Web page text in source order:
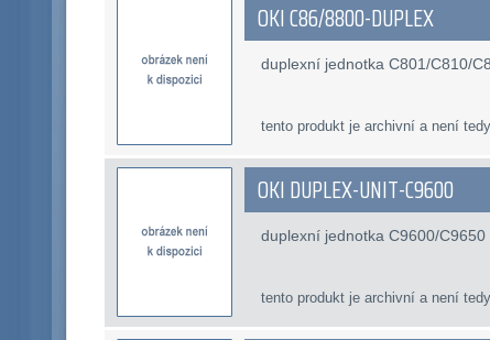
OKI C86/8800-DUPLEX
duplexní jednotka C801/C810/
tento produkt je archivní a není
OKI DUPLEX-UNIT-C9600
duplexní jednotka C9600/C9650
tento produkt je archivní a není